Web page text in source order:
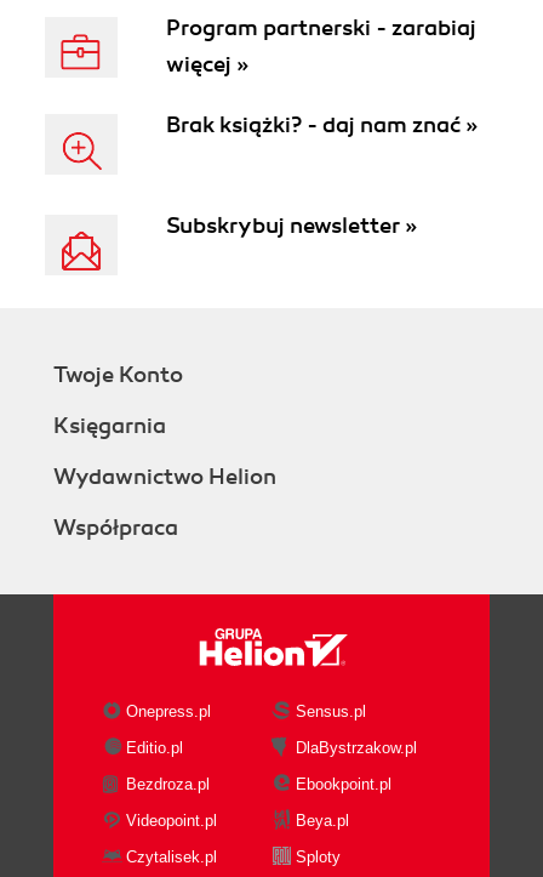
Program partnerski - zarabiaj
więcej »
Brak książki? - daj nam znać »
Subskrybuj newsletter »
Twoje Konto
Księgarnia
Wydawnictwo Helion
Współpraca
Onepress.pl
Sensus.pl
Editio.pl
DlaBystrzakow.pl
Bezdroza.pl
Ebookpoint.pl
Videopoint.pl
Beya.pl
Czytalisek.pl
Sploty